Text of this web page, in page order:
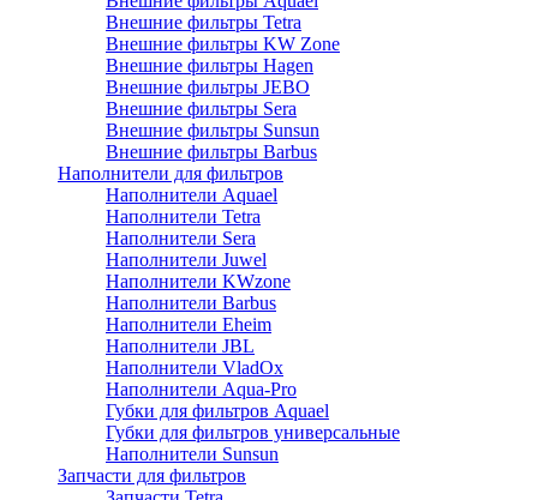
Внешние фильтры Tetra
Внешние фильтры KW Zone
Внешние фильтры Hagen
Внешние фильтры JEBO
Внешние фильтры Sera
Внешние фильтры Sunsun
Внешние фильтры Barbus
Наполнители для фильтров
Наполнители Aquael
Наполнители Tetra
Наполнители Sera
Наполнители Juwel
Наполнители KWzone
Наполнители Barbus
Наполнители Eheim
Наполнители JBL
Наполнители VladOx
Наполнители Aqua-Pro
Губки для фильтров Aquael
Губки для фильтров универсальные
Наполнители Sunsun
Запчасти для фильтров